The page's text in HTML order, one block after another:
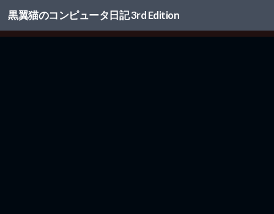
コンテンツへスキップ
黒翼猫のコンピュータ日記 3rd Edition